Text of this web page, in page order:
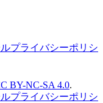
プライバシーポリシ
BY-NC-SA 4.0.
プライバシーポリシ